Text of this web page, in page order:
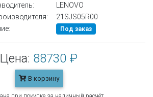
LENOVO
21SJS05R00
Под заказ
Цена: 88730 ₽
В корзину